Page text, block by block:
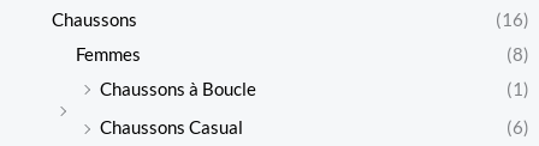
Chaussons
(16)
Femmes
(8)
Chaussons à Boucle
(1)
Chaussons Casual
(6)